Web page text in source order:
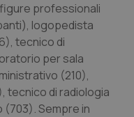
professionali
logopedista
tecnico di
per sala
(210),
tecnico di radiologia
Sempre in